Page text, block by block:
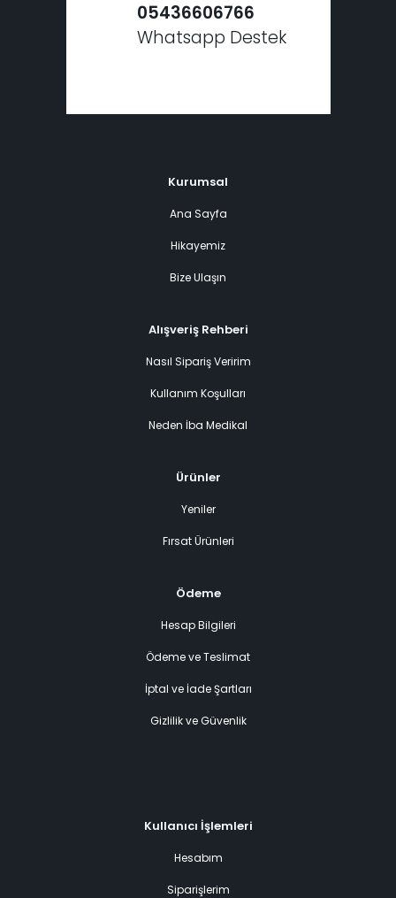
05436606766
Whatsapp Destek
Kurumsal
Ana Sayfa
Hikayemiz
Bize Ulaşın
Alışveriş Rehberi
Nasıl Sipariş Veririm
Kullanım Koşulları
Neden İba Medikal
Ürünler
Yeniler
Fırsat Ürünleri
Ödeme
Hesap Bilgileri
Ödeme ve Teslimat
İptal ve İade Şartları
Gizlilik ve Güvenlik
Kullanıcı İşlemleri
Hesabım
Siparişlerim